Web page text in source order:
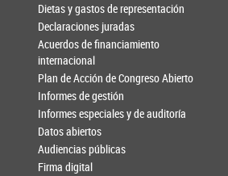
Dietas y gastos de representación
Declaraciones juradas
Acuerdos de financiamiento
internacional
Plan de Acción de Congreso Abierto
Informes de gestión
Informes especiales y de auditoría
Datos abiertos
Audiencias públicas
Firma digital